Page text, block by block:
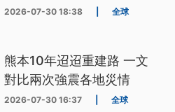
2026-07-30 18:38 全球
熊本10年迢迢重建路 一文
對比兩次強震各地災情
2026-07-30 16:37 全球